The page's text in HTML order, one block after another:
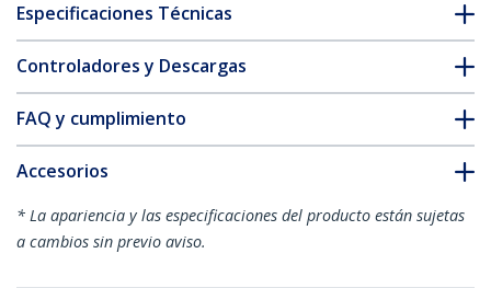
Especificaciones Técnicas
Controladores y Descargas
FAQ y cumplimiento
Accesorios
* La apariencia y las especificaciones del producto están sujetas
a cambios sin previo aviso.